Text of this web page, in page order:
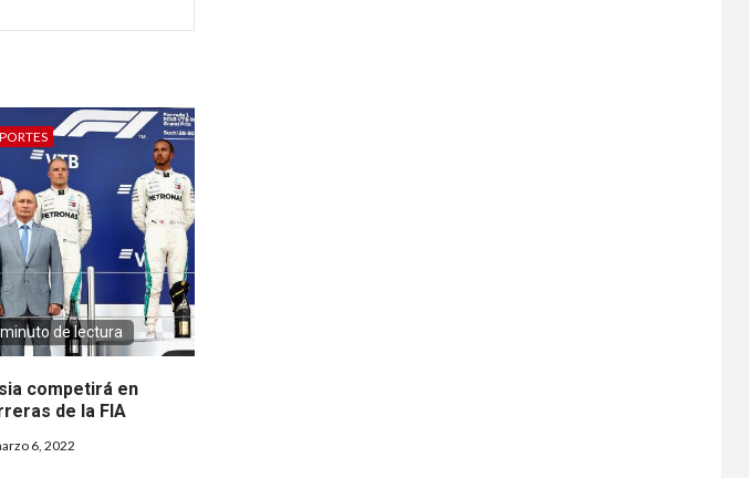
de lectura
competirá en
de la FIA
6, 2022